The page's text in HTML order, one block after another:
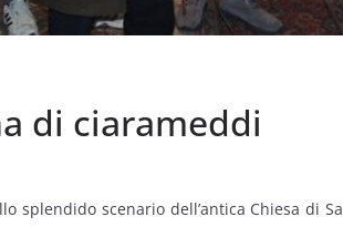
di ciarameddi
splendido scenario dell’antica Chiesa di